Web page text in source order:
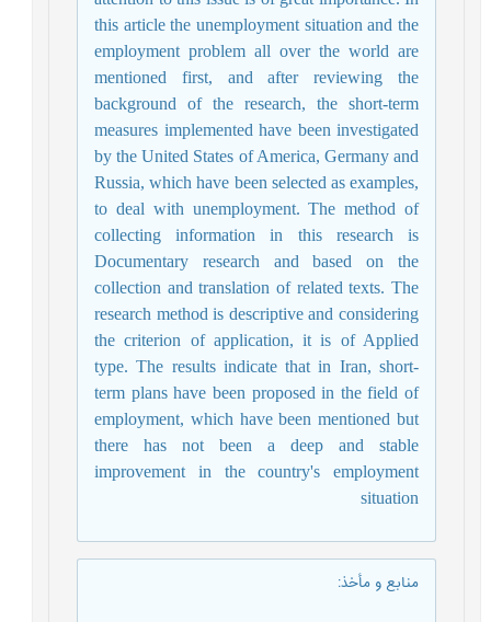
this article the unemployment situation and the
employment problem all over the world are
mentioned first, and after reviewing the
background of the research, the short-term
measures implemented have been investigated
by the United States of America, Germany and
Russia, which have been selected as examples,
to deal with unemployment. The method of
collecting information in this research is
Documentary research and based on the
collection and translation of related texts. The
research method is descriptive and considering
the criterion of application, it is of Applied
type. The results indicate that in Iran, short-
term plans have been proposed in the field of
employment, which have been mentioned but
there has not been a deep and stable
improvement in the country's employment
situation
منابع و مأخذ: